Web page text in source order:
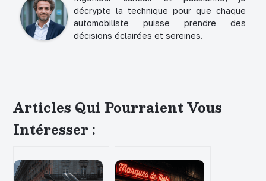
décrypte la technique pour que chaque
automobiliste puisse prendre des
décisions éclairées et sereines.
Articles Qui Pourraient Vous
Intéresser :